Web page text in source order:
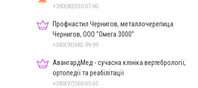
+380(80)030-07-00
Профнастил Чернигов, металлочерепица
Чернигов, ООО "Омега 3000"
+380(93)682-99-99
АвангардМед - сучасна клініка вертебрології,
ортопедії та реабілітації
+380(97)560-65-65